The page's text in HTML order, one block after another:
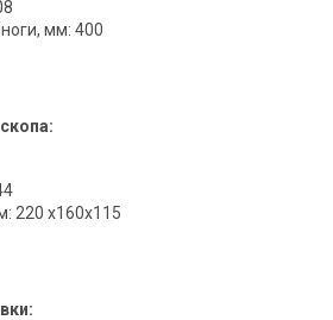
мм: 400
220 x160x115